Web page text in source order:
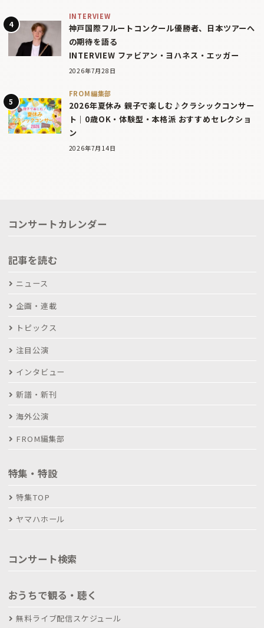
INTERVIEW
神戸国際フルートコンクール優勝者、日本ツアーへ
の期待を語る
INTERVIEW ファビアン・ヨハネス・エッガー
2026年7月28日
FROM編集部
2026年夏休み 親子で楽しむ♪クラシックコンサー
ト｜0歳OK・体験型・本格派 おすすめセレクショ
ン
2026年7月14日
コンサートカレンダー
記事を読む
ニュース
企画・連載
トピックス
注目公演
インタビュー
新譜・新刊
海外公演
FROM編集部
特集・特設
特集TOP
ヤマハホール
コンサート検索
おうちで観る・聴く
無料ライブ配信スケジュール